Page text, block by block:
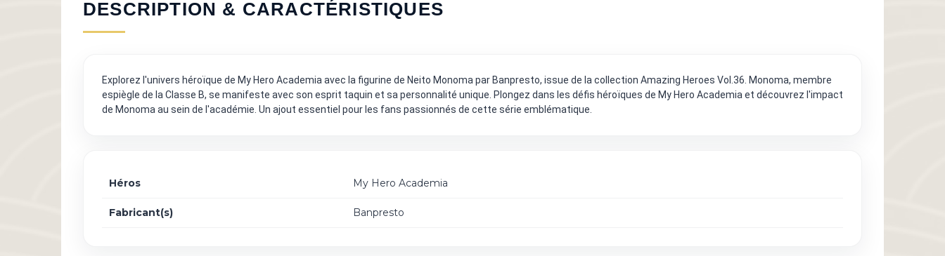
DESCRIPTION & CARACTÉRISTIQUES
Explorez l'univers héroïque de My Hero Academia avec la figurine de Neito Monoma par Banpresto, issue de la collection Amazing Heroes Vol.36. Monoma, membre
espiègle de la Classe B, se manifeste avec son esprit taquin et sa personnalité unique. Plongez dans les défis héroïques de My Hero Academia et découvrez l'impact
de Monoma au sein de l'académie. Un ajout essentiel pour les fans passionnés de cette série emblématique.
Héros My Hero Academia
Fabricant(s) Banpresto